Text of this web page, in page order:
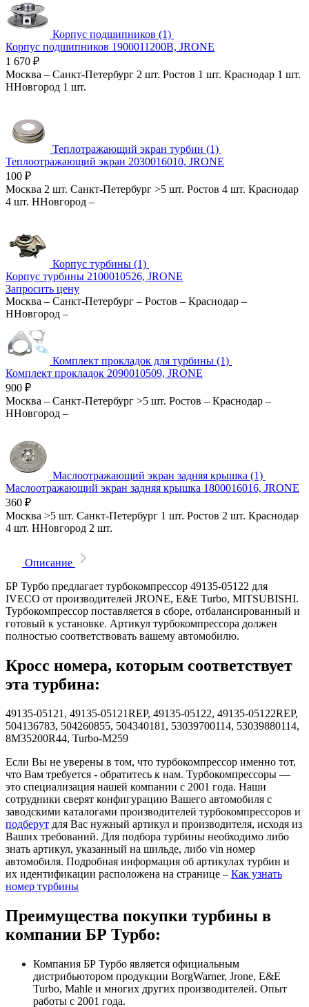
Корпус подшипников (1)
Корпус подшипников 1900011200B, JRONE
1 670 ₽
Москва – Санкт-Петербург 2 шт. Ростов 1 шт. Краснодар 1 шт.
ННовгород 1 шт.
Теплотражающий экран турбин (1)
Теплоотражающий экран 2030016010, JRONE
100 ₽
Москва 2 шт. Санкт-Петербург >5 шт. Ростов 4 шт. Краснодар
4 шт. ННовгород –
Корпус турбины (1)
Корпус турбины 2100010526, JRONE
Запросить цену
Москва – Санкт-Петербург – Ростов – Краснодар –
ННовгород –
Комплект прокладок для турбины (1)
Комплект прокладок 2090010509, JRONE
900 ₽
Москва – Санкт-Петербург >5 шт. Ростов – Краснодар –
ННовгород –
Маслоотражающий экран задняя крышка (1)
Маслоотражающий экран задняя крышка 1800016016, JRONE
360 ₽
Москва >5 шт. Санкт-Петербург 1 шт. Ростов 2 шт. Краснодар
4 шт. ННовгород 2 шт.
Описание
БР Турбо предлагает турбокомпрессор 49135-05122 для
IVECO от производителей JRONE, E&E Turbo, MITSUBISHI.
Турбокомпрессор поставляется в сборе, отбалансированный и
готовый к установке. Артикул турбокомпрессора должен
полностью соответствовать вашему автомобилю.
Кросс номера, которым соответствует
эта турбина:
49135-05121, 49135-05121REP, 49135-05122, 49135-05122REP,
504136783, 504260855, 504340181, 53039700114, 53039880114,
8M35200R44, Turbo-M259
Если Вы не уверены в том, что турбокомпрессор именно тот,
что Вам требуется - обратитесь к нам. Турбокомпрессоры —
это специализация нашей компании с 2001 года. Наши
сотрудники сверят конфигурацию Вашего автомобиля с
заводскими каталогами производителей турбокомпрессоров и
подберут для Вас нужный артикул и производителя, исходя из
Ваших требований. Для подбора турбины необходимо либо
знать артикул, указанный на шильде, либо vin номер
автомобиля. Подробная информация об артикулах турбин и
их идентификации расположена на странице – Как узнать
номер турбины
Преимущества покупки турбины в
компании БР Турбо:
Компания БР Турбо является официальным
дистрибьютором продукции BorgWarner, Jrone, E&E
Turbo, Mahle и многих других производителей. Опыт
работы с 2001 года.